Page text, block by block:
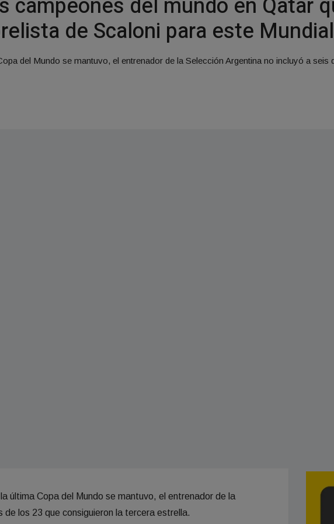
de Scaloni para este Mundial
del Mundo se mantuvo, el entrenador de la Selección Argentina no incluyó a seis
última Copa del Mundo se mantuvo, el entrenador de la
de los 23 que consiguieron la tercera estrella.